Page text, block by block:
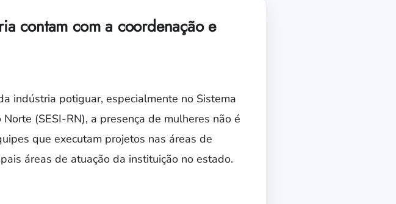
contam com a coordenação e
indústria potiguar, especialmente no Sistema
(SESI-RN), a presença de mulheres não é
que executam projetos nas áreas de
áreas de atuação da instituição no estado.